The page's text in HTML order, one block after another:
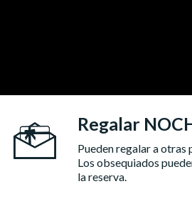
Regalar
Pueden regalar a
Los obsequiados
la reserva.